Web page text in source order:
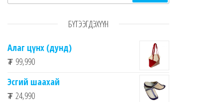
БҮТЭЭГДЭХҮҮН
Алаг цүнх (дунд)
₮ 99,990
Эсгий шаахай
₮ 24,990